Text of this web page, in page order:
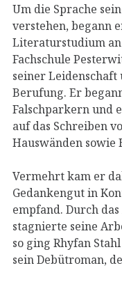
Um die Sprache
verstehen, begann
Literaturstudium
Fachschule
seiner
Berufung. Er
Falschparkern und
auf das Schreiben
Hauswänden
Vermehrt kam er
Gedankengut in
empfand. Durch
stagnierte seine
so ging Rhyfan
sein Debütroman,